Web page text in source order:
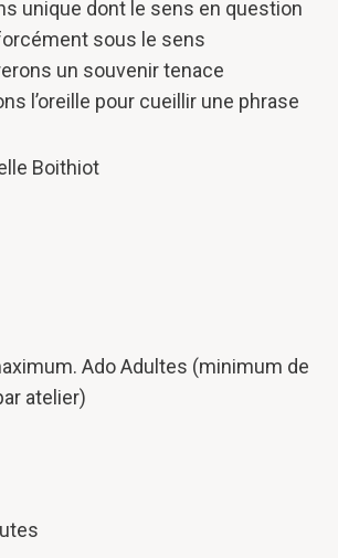
unique dont le sens en question
sous le sens
un souvenir tenace
l’oreille pour cueillir une phrase
Boithiot
Ado Adultes (minimum de
atelier)